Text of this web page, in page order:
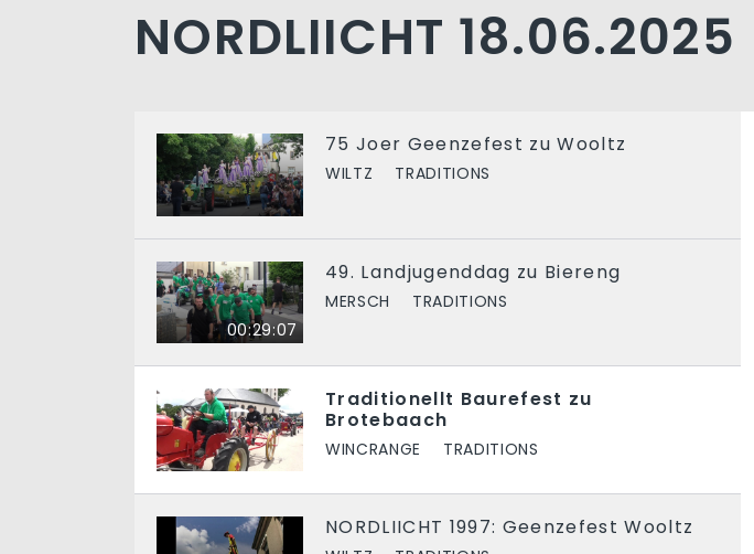
NORDLIICHT 18.06.2025
75 Joer Geenzefest zu Wooltz
WILTZ TRADITIONS
00:29:07
49. Landjugenddag zu Biereng
MERSCH TRADITIONS
Traditionellt Baurefest zu
Brotebaach
WINCRANGE TRADITIONS
NORDLIICHT 1997: Geenzefest Wooltz